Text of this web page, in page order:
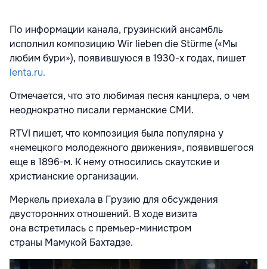
По информации канала, грузинский ансамбль
исполнил композицию Wir lieben die Stürme («Мы
любим бури»), появившуюся в 1930-х годах, пишет
lenta.ru.
Отмечается, что это любимая песня канцлера, о чем
неоднократно писали германские СМИ.
RTVI пишет, что композиция была популярна у
«немецкого молодежного движения», появившегося
еще в 1896-м. К нему относились скаутские и
христианские организации.
Меркель приехала в Грузию для обсуждения
двусторонних отношений. В ходе визита
она встретилась с премьер-министром
страны Мамукой Бахтадзе.